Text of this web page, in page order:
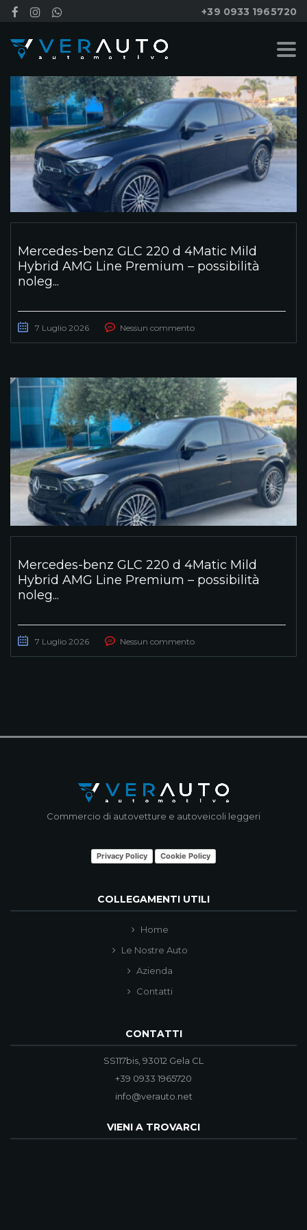
+39 0933 1965720
Mercedes-benz GLC 220 d 4Matic Mild
Hybrid AMG Line Premium – possibilità
noleg...
7 Luglio 2026 Nessun commento
Mercedes-benz GLC 220 d 4Matic Mild
Hybrid AMG Line Premium – possibilità
noleg...
7 Luglio 2026 Nessun commento
Commercio di autovetture e autoveicoli leggeri
Privacy Policy Cookie Policy
COLLEGAMENTI UTILI
Home
Le Nostre Auto
Azienda
Contatti
CONTATTI
SS117bis, 93012 Gela CL
+39 0933 1965720
info@verauto.net
VIENI A TROVARCI